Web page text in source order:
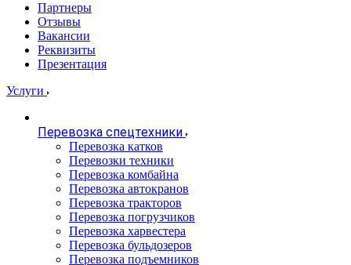
Партнеры
Отзывы
Вакансии
Реквизиты
Презентация
Услуги
Перевозка спецтехники
Перевозка катков
Перевозки техники
Перевозка комбайна
Перевозка автокранов
Перевозка тракторов
Перевозка погрузчиков
Перевозка харвестера
Перевозка бульдозеров
Перевозка подъемников